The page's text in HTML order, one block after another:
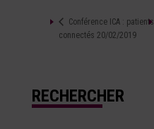
Conférence ICA : patients
connectés 20/02/2019
RECHERCHER